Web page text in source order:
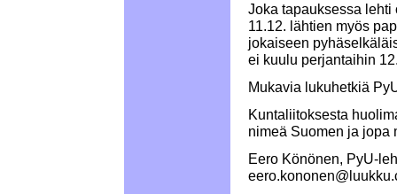
Joka tapauksessa
11.12. lähtien myös
jokaiseen
ei kuulu perjantaihin
Mukavia lukuhetkiä
Kuntaliitoksesta
nimeä Suomen ja jopa
Eero Könönen, PyU-